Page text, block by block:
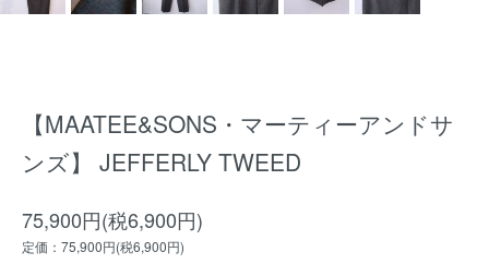
【MAATEE&SONS・マーティーアンドサ
ンズ】 JEFFERLY TWEED
75,900円(税6,900円)
定価：75,900円(税6,900円)